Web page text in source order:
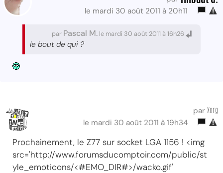
le mardi 30 août 2011 à 20h11
par Pascal M. le mardi 30 août 2011 à 16h26
le bout de qui ?
par Xorg
le mardi 30 août 2011 à 19h34
Prochainement, le Z77 sur socket LGA 1156 ! <img
src='http://www.forumsducomptoir.com/public/st
yle_emoticons/<#EMO_DIR#>/wacko.gif'